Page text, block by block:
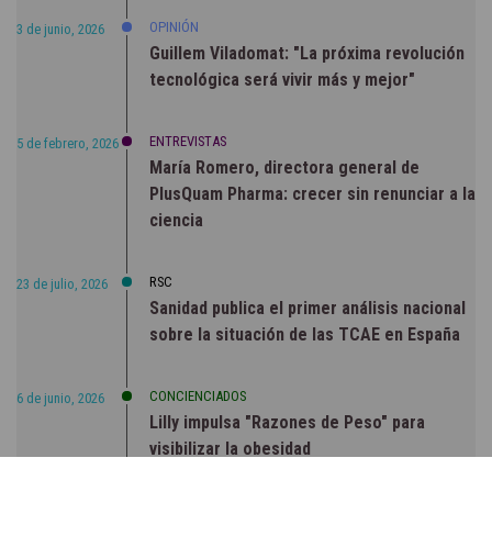
3 de junio, 2026 OPINIÓN
Guillem Viladomat: "La próxima revolución
tecnológica será vivir más y mejor"
5 de febrero, 2026 ENTREVISTAS
María Romero, directora general de
PlusQuam Pharma: crecer sin renunciar a la
ciencia
23 de julio, 2026 RSC
Sanidad publica el primer análisis nacional
sobre la situación de las TCAE en España
6 de junio, 2026 CONCIENCIADOS
Lilly impulsa "Razones de Peso" para
visibilizar la obesidad